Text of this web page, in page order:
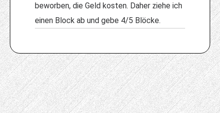
beworben, die Geld kosten. Daher ziehe ich
einen Block ab und gebe 4/5 Blöcke.